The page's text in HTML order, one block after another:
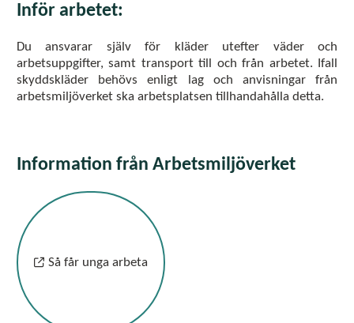
Inför arbetet:
Du ansvarar själv för kläder utefter väder och
arbetsuppgifter, samt transport till och från arbetet. Ifall
skyddskläder behövs enligt lag och anvisningar från
arbetsmiljöverket ska arbetsplatsen tillhandahålla detta.
Information från Arbetsmiljöverket
Så får unga arbeta